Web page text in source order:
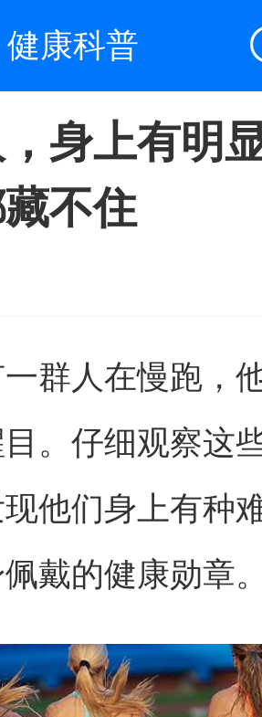
健康科普
身上有明
不住
群人在慢跑，
。仔细观察这
他们身上有种
戴的健康勋章